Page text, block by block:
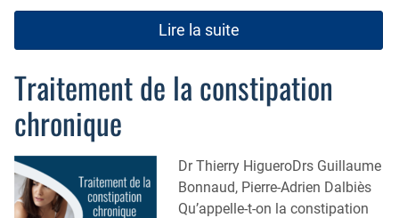
Lire la suite
Traitement de la constipation
chronique
Dr Thierry HigueroDrs Guillaume
Bonnaud, Pierre-Adrien Dalbiès
Qu’appelle-t-on la constipation